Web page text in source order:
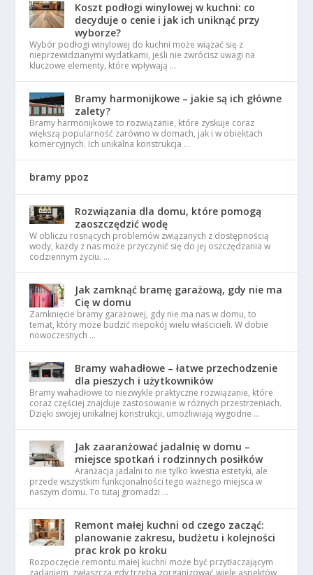
Koszt podłogi winylowej w kuchni: co
decyduje o cenie i jak ich uniknąć przy
wyborze?
Wybór podłogi winylowej do kuchni może wiązać się z
nieprzewidzianymi wydatkami, jeśli nie zwrócisz uwagi na
kluczowe elementy, które wpływają …
Bramy harmonijkowe – jakie są ich główne
zalety?
Bramy harmonijkowe to rozwiązanie, które zyskuje coraz
większą popularność zarówno w domach, jak i w obiektach
komercyjnych. Ich unikalna konstrukcja …
bramy ppoz
Rozwiązania dla domu, które pomogą
zaoszczędzić wodę
W obliczu rosnących problemów związanych z dostępnością
wody, każdy z nas może przyczynić się do jej oszczędzania w
codziennym życiu. …
Jak zamknąć bramę garażową, gdy nie ma
Cię w domu
Zamknięcie bramy garażowej, gdy nie ma nas w domu, to
temat, który może budzić niepokój wielu właścicieli. W dobie
nowoczesnych …
Bramy wahadłowe – łatwe przechodzenie
dla pieszych i użytkowników
Bramy wahadłowe to niezwykle praktyczne rozwiązanie, które
coraz częściej znajduje zastosowanie w różnych przestrzeniach.
Dzięki swojej unikalnej konstrukcji, umożliwiają wygodne …
Jak zaaranżować jadalnię w domu –
miejsce spotkań i rodzinnych posiłków
Aranżacja jadalni to nie tylko kwestia estetyki, ale
przede wszystkim funkcjonalności tego ważnego miejsca w
naszym domu. To tutaj gromadzi …
Remont małej kuchni od czego zacząć:
planowanie zakresu, budżetu i kolejności
prac krok po kroku
Rozpoczęcie remontu małej kuchni może być przytłaczającym